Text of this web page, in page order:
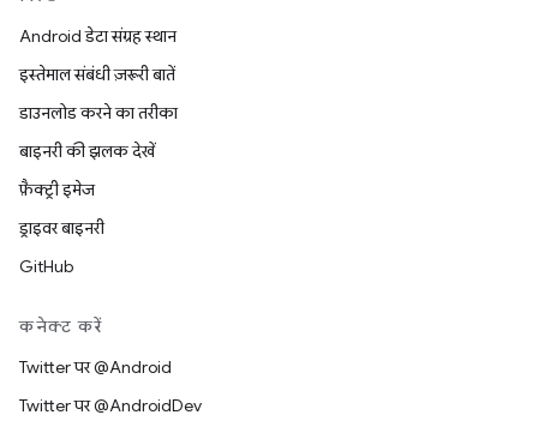
Android डेटा संग्रह स्थान
इस्तेमाल संबंधी ज़रूरी बातें
डाउनलोड करने का तरीका
बाइनरी की झलक देखें
फ़ैक्ट्री इमेज
ड्राइवर बाइनरी
GitHub
कनेक्ट करें
Twitter पर @Android
Twitter पर @AndroidDev